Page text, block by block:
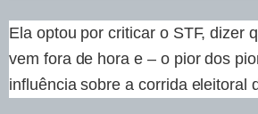
Ela optou por criticar o STF, dizer
vem fora de hora e – o pior dos
influência sobre a corrida eleitoral